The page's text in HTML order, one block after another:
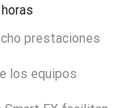
prestaciones
los equipos